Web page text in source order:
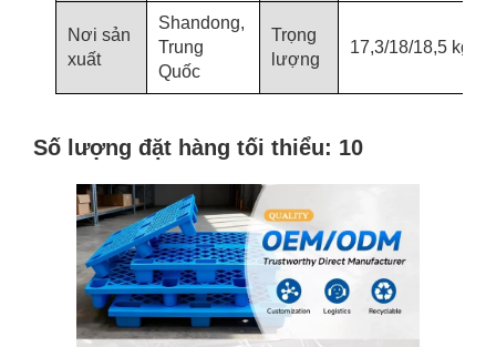
Nơi sản
xuất
Shandong,
Trung
Quốc
Trọng
lượng
17,3/18/18,5 kg
Số lượng đặt hàng tối thiểu: 10